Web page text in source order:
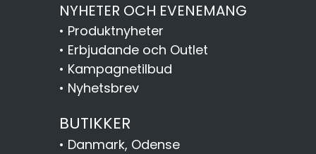
NYHETER OCH EVENEMANG
• Produktnyheter
• Erbjudande och Outlet
• Kampagnetilbud
• Nyhetsbrev
BUTIKKER
• Danmark, Odense